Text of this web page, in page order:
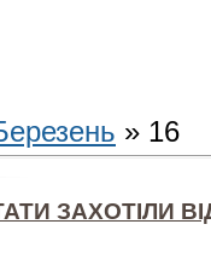
» 16
ЗАХОТІЛИ